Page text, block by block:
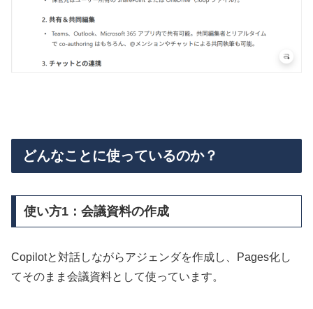
どんなことに使っているのか？
使い方1：会議資料の作成
Copilotと対話しながらアジェンダを作成し、Pages化し
てそのまま会議資料として使っています。